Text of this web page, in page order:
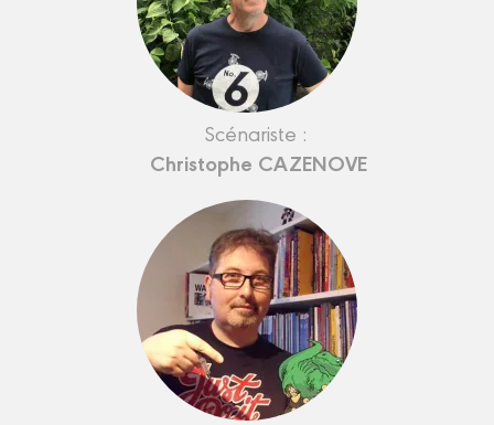
Scénariste :
Christophe CAZENOVE